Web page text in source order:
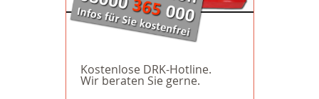
Kostenlose DRK-Hotline.
Wir beraten Sie gerne.